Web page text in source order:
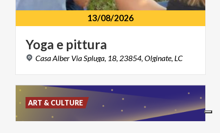
13/08/2026
Yoga e pittura
CasaAlber Via Spluga, 18, 23854, Olginate, LC
ART & CULTURE